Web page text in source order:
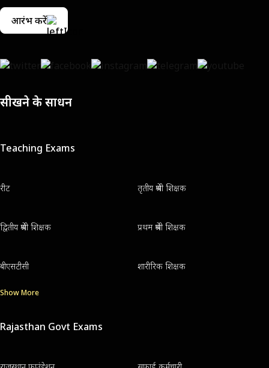
आरंभ करें
सीखने के साधन
Teaching Exams
रीट तृतीय श्रेणी शिक्षक
द्वितीय श्रेणी शिक्षक प्रथम श्रेणी शिक्षक
बीएसटीसी शारीरिक शिक्षक
Show More
Rajasthan Govt Exams